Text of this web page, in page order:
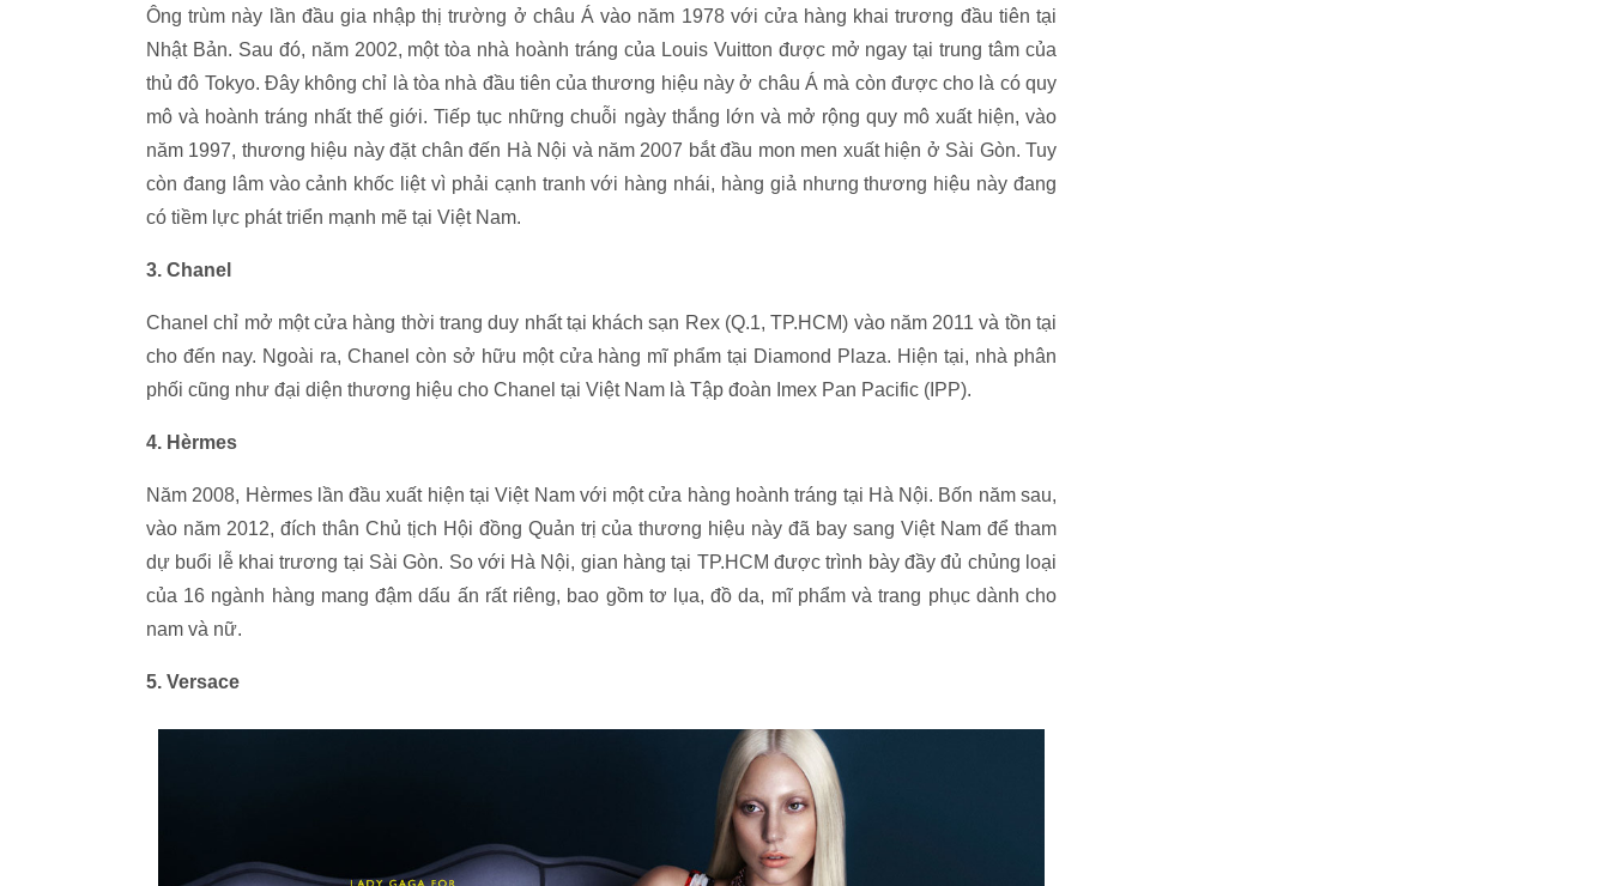
Ông trùm này lần đầu gia nhập thị trường ở châu Á vào năm 1978 với cửa hàng khai trương đầu tiên tại
Nhật Bản. Sau đó, năm 2002, một tòa nhà hoành tráng của Louis Vuitton được mở ngay tại trung tâm của
thủ đô Tokyo. Đây không chỉ là tòa nhà đầu tiên của thương hiệu này ở châu Á mà còn được cho là có quy
mô và hoành tráng nhất thế giới. Tiếp tục những chuỗi ngày thắng lớn và mở rộng quy mô xuất hiện, vào
năm 1997, thương hiệu này đặt chân đến Hà Nội và năm 2007 bắt đầu mon men xuất hiện ở Sài Gòn. Tuy
còn đang lâm vào cảnh khốc liệt vì phải cạnh tranh với hàng nhái, hàng giả nhưng thương hiệu này đang
có tiềm lực phát triển mạnh mẽ tại Việt Nam.
3. Chanel
Chanel chỉ mở một cửa hàng thời trang duy nhất tại khách sạn Rex (Q.1, TP.HCM) vào năm 2011 và tồn tại
cho đến nay. Ngoài ra, Chanel còn sở hữu một cửa hàng mĩ phẩm tại Diamond Plaza. Hiện tại, nhà phân
phối cũng như đại diện thương hiệu cho Chanel tại Việt Nam là Tập đoàn Imex Pan Pacific (IPP).
4. Hèrmes
Năm 2008, Hèrmes lần đầu xuất hiện tại Việt Nam với một cửa hàng hoành tráng tại Hà Nội. Bốn năm sau,
vào năm 2012, đích thân Chủ tịch Hội đồng Quản trị của thương hiệu này đã bay sang Việt Nam để tham
dự buổi lễ khai trương tại Sài Gòn. So với Hà Nội, gian hàng tại TP.HCM được trình bày đầy đủ chủng loại
của 16 ngành hàng mang đậm dấu ấn rất riêng, bao gồm tơ lụa, đồ da, mĩ phẩm và trang phục dành cho
nam và nữ.
5. Versace